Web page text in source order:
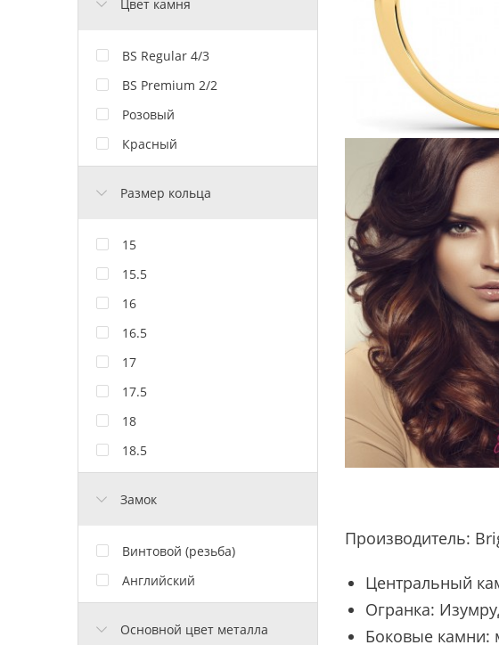
Цвет камня
BS Regular 4/3
BS Premium 2/2
Розовый
Красный
Размер кольца
15
15.5
16
16.5
17
17.5
18
18.5
Замок
Винтовой (резьба)
Английский
Основной цвет металла
Производитель:
Центральный
Огранка:
Боковые камни: